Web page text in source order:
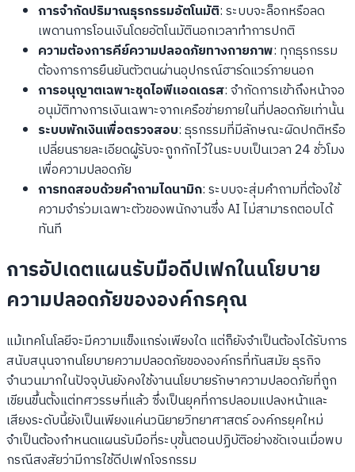
การจำกัดปริมาณธุรกรรมอัตโนมัติ: ระบบจะล็อกหรือลด
เพดานการโอนเงินโดยอัตโนมัตินอกเวลาทำการปกติ
ความต้องการคีย์ความปลอดภัยทางกายภาพ: ทุกธุรกรรม
ต้องการการยืนยันตัวตนผ่านอุปกรณ์ฮาร์ดแวร์ภายนอก
การอนุญาตเฉพาะชุดไอพีแอดเดรส: จำกัดการเข้าถึงหน้าจอ
อนุมัติทางการเงินเฉพาะจากเครือข่ายภายในที่ปลอดภัยเท่านั้น
ระบบพักเงินเพื่อตรวจสอบ: ธุรกรรมที่มีลักษณะผิดปกติหรือ
เปลี่ยนรายละเอียดผู้รับจะถูกกักไว้ในระบบเป็นเวลา 24 ชั่วโมง
เพื่อความปลอดภัย
การทดสอบด้วยคำถามไดนามิก: ระบบจะสุ่มคำถามที่ต้องใช้
ความจำร่วมเฉพาะตัวของพนักงานซึ่ง AI ไม่สามารถตอบได้
ทันที
การอัปเดตแผนรับมือดีปเฟกในนโยบาย
ความปลอดภัยขององค์กรคุณ
แม้เทคโนโลยีจะมีความแข็งแกร่งเพียงใด แต่ก็ยังจำเป็นต้องได้รับการ
สนับสนุนจากนโยบายความปลอดภัยขององค์กรที่ทันสมัย ธุรกิจ
จำนวนมากในปัจจุบันยังคงใช้งานนโยบายรักษาความปลอดภัยที่ถูก
เขียนขึ้นตั้งแต่ทศวรรษที่แล้ว ซึ่งเป็นยุคที่การปลอมแปลงหน้าและ
เสียงระดับนี้ยังเป็นเพียงแค่นวนิยายวิทยาศาสตร์ องค์กรยุคใหม่
จำเป็นต้องกำหนดแผนรับมือที่ระบุขั้นตอนปฏิบัติอย่างชัดเจนเมื่อพบ
กรณีสงสัยว่ามีการใช้ดีปเฟกโจรกรรม